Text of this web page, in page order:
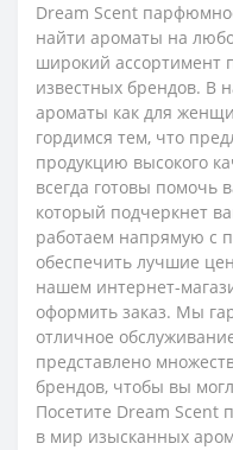
Dream Scent
найти ароматы на
широкий
известных брендов. В
ароматы как для
гордимся тем, что
продукцию высокого
всегда готовы помочь
который подчеркнет
работаем напрямую с
обеспечить лучшие
нашем интернет-
оформить заказ. Мы
отличное
представлено
брендов, чтобы вы
Посетите Dream Scent
в мир изысканных